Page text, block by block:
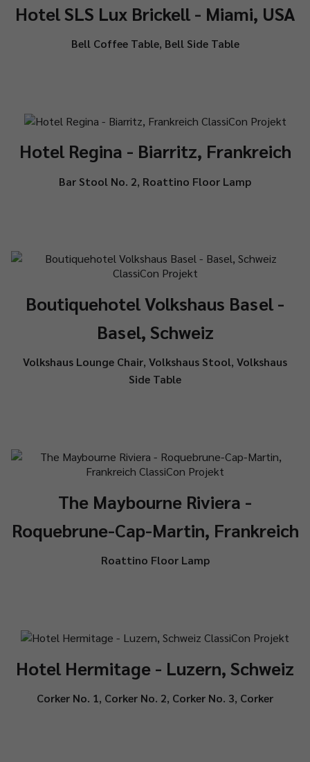
Hotel SLS Lux Brickell - Miami, USA
Bell Coffee Table, Bell Side Table
Hotel Regina - Biarritz, Frankreich
Bar Stool No. 2, Roattino Floor Lamp
Boutiquehotel Volkshaus Basel -
Basel, Schweiz
Volkshaus Lounge Chair, Volkshaus Stool, Volkshaus
Side Table
The Maybourne Riviera -
Roquebrune-Cap-Martin, Frankreich
Roattino Floor Lamp
Hotel Hermitage - Luzern, Schweiz
Corker No. 1, Corker No. 2, Corker No. 3, Corker